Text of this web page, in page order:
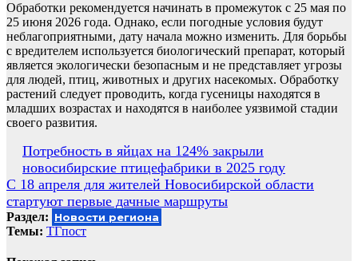
Обработки рекомендуется начинать в промежуток с 25 мая по
25 июня 2026 года. Однако, если погодные условия будут
неблагоприятными, дату начала можно изменить. Для борьбы
с вредителем используется биологический препарат, который
является экологически безопасным и не представляет угрозы
для людей, птиц, животных и других насекомых. Обработку
растений следует проводить, когда гусеницы находятся в
младших возрастах и находятся в наиболее уязвимой стадии
своего развития.
Навигация
по
записям
Потребность в яйцах на 124% закрыли
новосибирские птицефабрики в 2025 году
С 18 апреля для жителей Новосибирской области
стартуют первые дачные маршруты
Раздел: Новости региона
Темы: ТГпост